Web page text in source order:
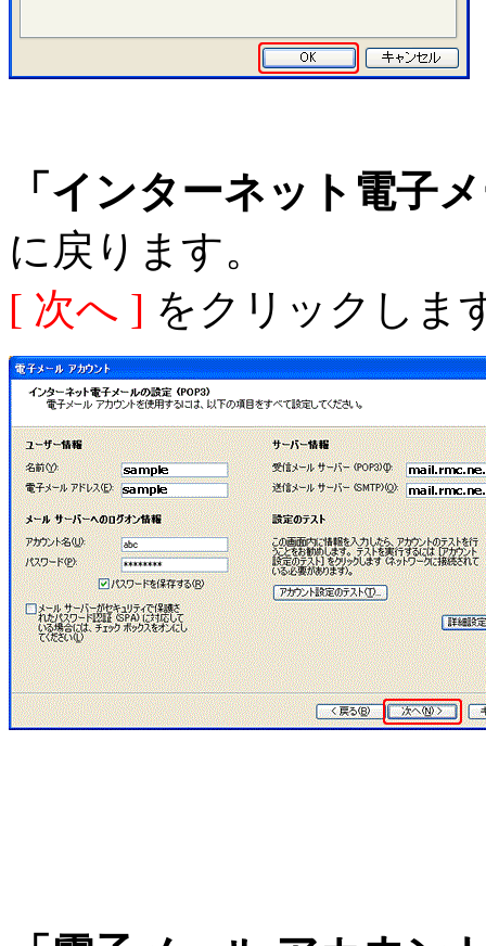
「インターネット電子
に戻ります。
[ 次へ ] をクリックしま